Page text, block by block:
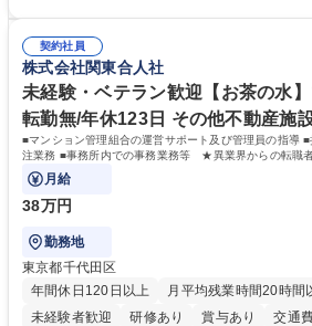
管理 ・福利厚生関連 ・職員からの問合せ、相
業務全般 募集職種 【東京／文京区】公益財団法人の総務人事業務／年間
休日125日
契約社員
株式会社関東合人社
未経験・ベテラン歓迎【お茶の水
転勤無/年休123日 その他不動産施
■マンション管理組合の運営サポート及び管理員の指導
注業務 ■事務所内での事務業務等 ★異業界からの転職
月給
38万円
勤務地
東京都千代田区
年間休日120日以上
月平均残業時間20時間
未経験者歓迎
研修あり 賞与あり 交通